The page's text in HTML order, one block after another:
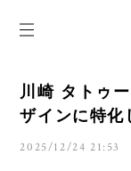
川崎 タトゥ
ザインに特
2025/12/24 21:53